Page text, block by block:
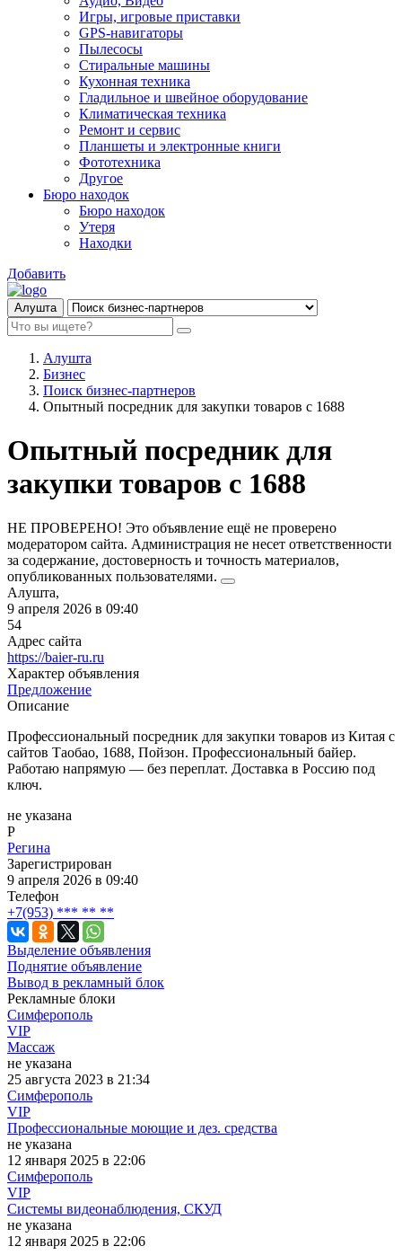
Игры, игровые приставки
GPS-навигаторы
Пылесосы
Стиральные машины
Кухонная техника
Гладильное и швейное оборудование
Климатическая техника
Ремонт и сервис
Планшеты и электронные книги
Фототехника
Другое
Бюро находок
Бюро находок
Утеря
Находки
Добавить
Алушта
Алушта
Бизнес
Поиск бизнес-партнеров
Опытный посредник для закупки товаров с 1688
Опытный посредник для
закупки товаров с 1688
НЕ ПРОВЕРЕНО! Это объявление ещё не проверено
модератором сайта. Администрация не несет ответственности
за содержание, достоверность и точность материалов,
опубликованных пользователями.
Алушта,
9 апреля 2026 в 09:40
54
Адрес сайта
https://baier-ru.ru
Характер объявления
Предложение
Описание
Профессиональный посредник для закупки товаров из Китая с
сайтов Таобао, 1688, Пойзон. Профессиональный байер.
Работаю напрямую — без переплат. Доставка в Россию под
ключ.
не указана
Р
Регина
Зарегистрирован
9 апреля 2026 в 09:40
Телефон
+7(953) *** ** **
Выделение объявления
Поднятие объявление
Вывод в рекламный блок
Рекламные блоки
Симферополь
VIP
Массаж
не указана
25 августа 2023 в 21:34
Симферополь
VIP
Профессиональные моющие и дез. средства
не указана
12 января 2025 в 22:06
Симферополь
VIP
Системы видеонаблюдения, СКУД
не указана
12 января 2025 в 22:06